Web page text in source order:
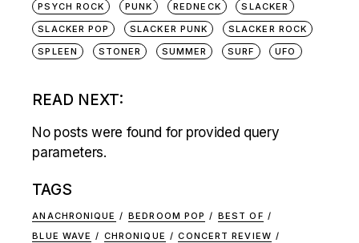
PSYCH ROCK
PUNK REDNECK
SLACKER
SLACKER POP
SLACKER PUNK
SLACKER ROCK
SPLEEN
STONER SUMMER SURF UFO
READ NEXT:
No posts were found for provided query
parameters.
TAGS
ANACHRONIQUE BEDROOM POP
BEST OF
BLUE WAVE
CHRONIQUE
CONCERT REVIEW